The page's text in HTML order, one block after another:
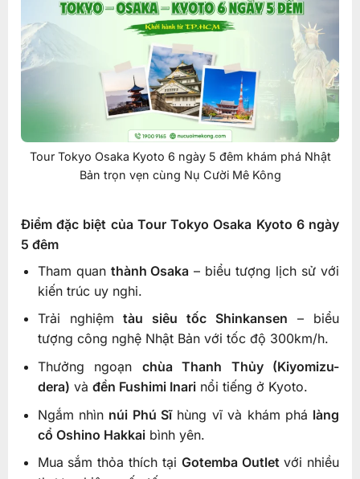
Tour Tokyo Osaka Kyoto 6 ngày 5 đêm khám phá Nhật
Bản trọn vẹn cùng Nụ Cười Mê Kông
Điểm đặc biệt của Tour Tokyo Osaka Kyoto 6 ngày
5 đêm
Tham quan thành Osaka – biểu tượng lịch sử với
kiến trúc uy nghi.
Trải nghiệmtàu siêu tốc Shinkansen – biểu
tượng công nghệ Nhật Bản với tốc độ 300km/h.
Thưởng ngoạn chùa Thanh Thủy (Kiyomizu-
dera) và đền Fushimi Inarinổi tiếng ở Kyoto.
Ngắm nhìn núi Phú Sĩhùng vĩ và khám phá làng
cổ Oshino Hakkaibình yên.
Mua sắm thỏa thích tại Gotemba Outletvới nhiều